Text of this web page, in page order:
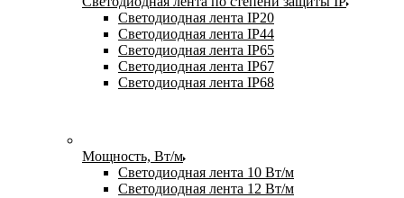
Светодиодная лента IP20
Светодиодная лента IP44
Светодиодная лента IP65
Светодиодная лента IP67
Светодиодная лента IP68
Мощность, Вт/м
Светодиодная лента 10 Вт/м
Светодиодная лента 12 Вт/м